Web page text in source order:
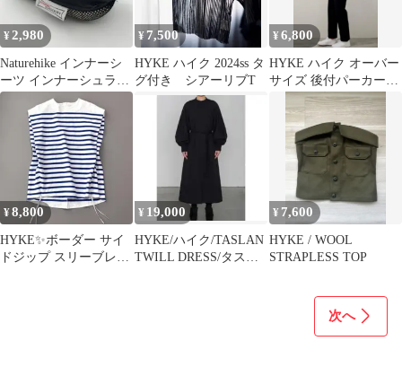
¥2,980
Naturehike インナーシ
ーツ インナーシュラフ
PE080 マミー型
¥7,500
HYKE ハイク 2024ss タ
グ付き シアーリブT
¥6,800
HYKE ハイク オーバー
サイズ 後付パーカー
サイズ2
¥8,800
HYKE✨ボーダー サイ
ドジップ スリーブレス
¥ 19,000
HYKE/ハイク/TASLAN
TWILL DRESS/タスラ
¥ 7,600
HYKE / WOOL
STRAPLESS TOP
次へ